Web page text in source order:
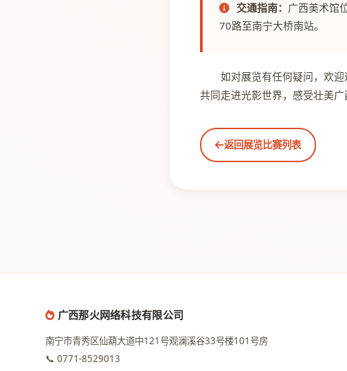
交通指南： 广西美术馆
70路至南宁大桥南站。
如对展览有任何疑问，欢
共同走进光影世界，感受壮美广
返回展览比赛列表
广西那火网络科技有限公司
南宁市青秀区仙葫大道中121号观澜溪谷33号楼101号房
📞 0771-8529013